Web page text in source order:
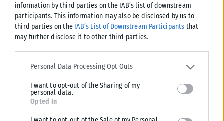
information by third parties on the IAB’s list of downstream
participants. This information may also be disclosed by us to
third parties on the IAB’s List of Downstream Participants that
may further disclose it to other third parties.
Please note that this website/app uses one or more Google
services and may gather and store information including but not
deny consent to Google and its third-party tags to use your data
for below specified purposes in below Google consent section.
Personal Data Processing Opt Outs
I want to opt-out of the Sharing of my
personal data.
Opted In
ΕΛΛΆΔΑ